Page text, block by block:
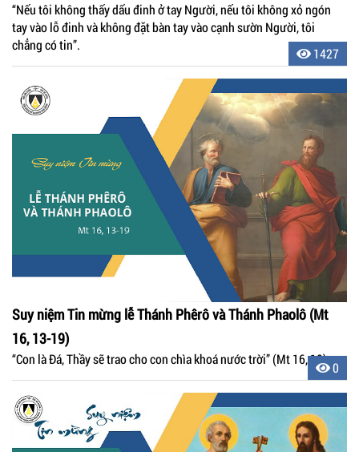
“Nếu tôi không thấy dấu đinh ở tay Người, nếu tôi không xỏ ngón
tay vào lỗ đinh và không đặt bàn tay vào cạnh sườn Người, tôi
chẳng có tin”.
1427
Suy niệm Tin mừng lễ Thánh Phêrô và Thánh Phaolô (Mt
16, 13-19)
“Con là Ðá, Thầy sẽ trao cho con chìa khoá nước trời” (Mt 16, 19).
0